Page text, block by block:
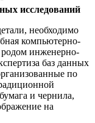
исследований
необходимо
компьютерно-
родом инженерно-
баз данных
по
и чернила,
на